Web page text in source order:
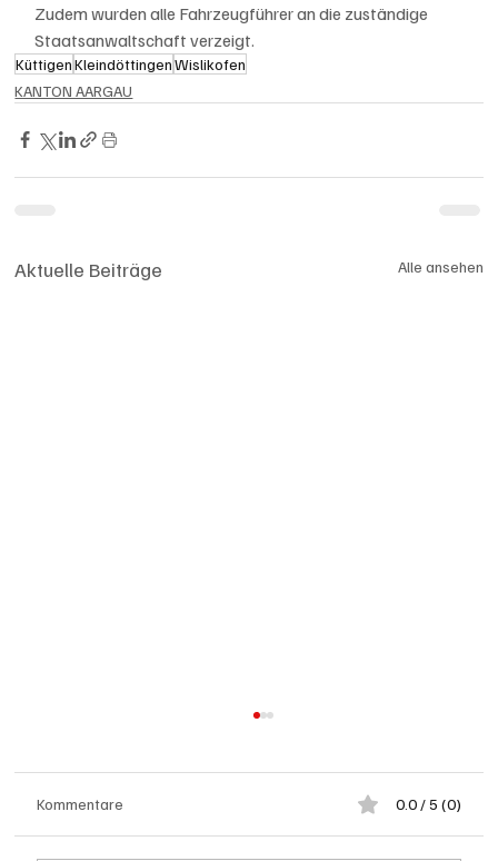
Zudem wurden alle Fahrzeugführer an die zuständige
Staatsanwaltschaft verzeigt.
Küttigen Kleindöttingen Wislikofen
KANTON AARGAU
Aktuelle Beiträge Alle ansehen
Kommentare 0.0 / 5 (0)